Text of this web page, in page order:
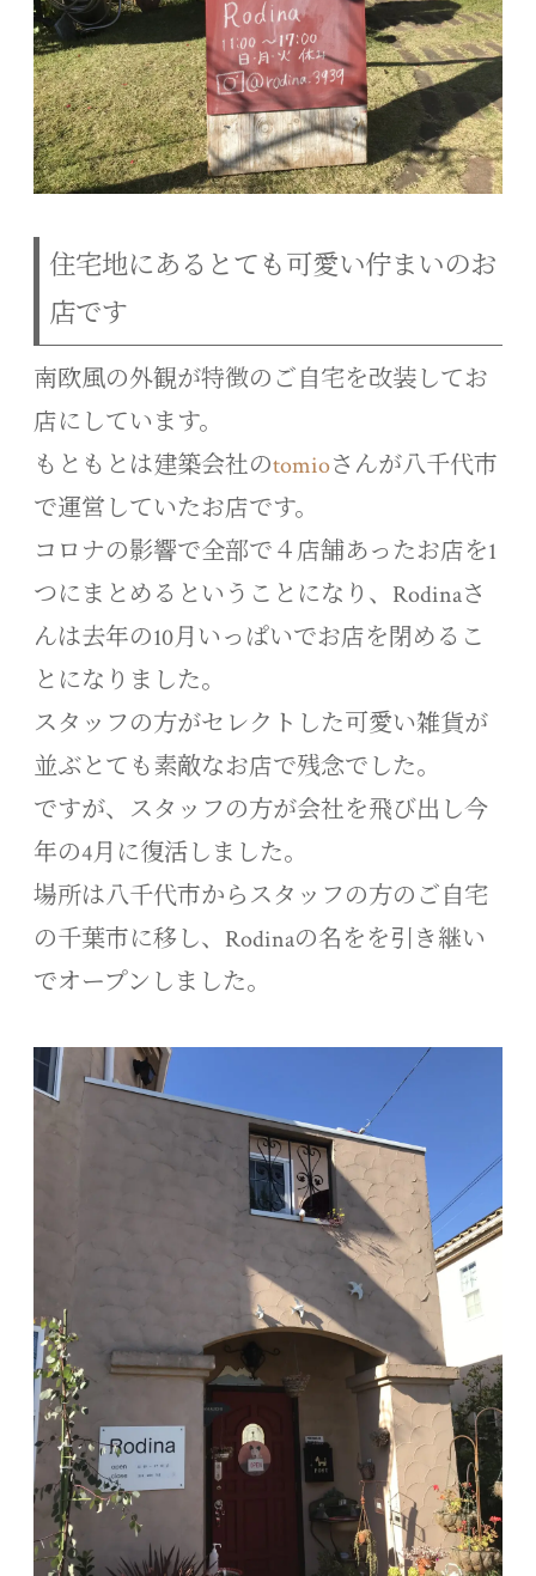
住宅地にあるとても可愛い佇まいのお
店です
南欧風の外観が特徴のご自宅を改装してお
店にしています。
もともとは建築会社のtomioさんが八千代市
で運営していたお店です。
コロナの影響で全部で４店舗あったお店を1
つにまとめるということになり、Rodinaさ
んは去年の10月いっぱいでお店を閉めるこ
とになりました。
スタッフの方がセレクトした可愛い雑貨が
並ぶとても素敵なお店で残念でした。
ですが、スタッフの方が会社を飛び出し今
年の4月に復活しました。
場所は八千代市からスタッフの方のご自宅
の千葉市に移し、Rodinaの名をを引き継い
でオープンしました。